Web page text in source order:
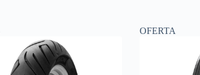
OFERTA